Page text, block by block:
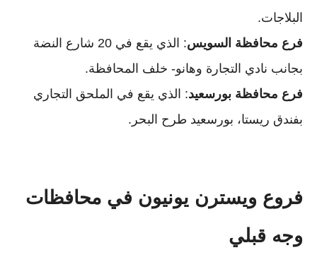
البلاجات.
فرع محافظة السويس
: الذي يقع في 20 شارع النضة
بجانب نادي التجارة وهانو- خلف المحافظة.
فرع محافظة بورسعيد: الذي يقع في الملحق التجاري
بفندق ريستا، بورسعيد طرح البحر.
فروع ويسترن يونيون في محافظات
وجه قبلي